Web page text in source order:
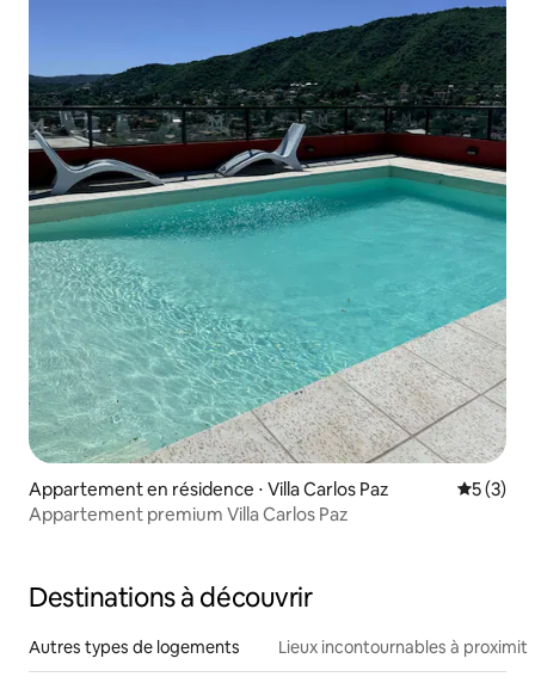
Appartement en résidence ⋅ Villa Carlos Paz
5 (3)
Appartement premium Villa Carlos Paz
Destinations à découvrir
Autres types de logements Lieux incontournables à